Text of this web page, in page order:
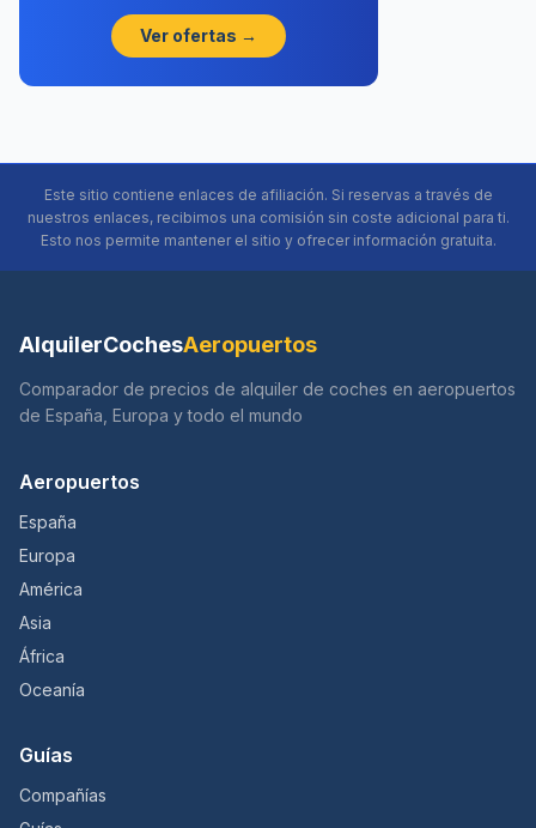
Ver ofertas →
Este sitio contiene enlaces de afiliación. Si reservas a través de
nuestros enlaces, recibimos una comisión sin coste adicional para ti.
Esto nos permite mantener el sitio y ofrecer información gratuita.
AlquilerCochesAeropuertos
Comparador de precios de alquiler de coches en aeropuertos
de España, Europa y todo el mundo
Aeropuertos
España
Europa
América
Asia
África
Oceanía
Guías
Compañías